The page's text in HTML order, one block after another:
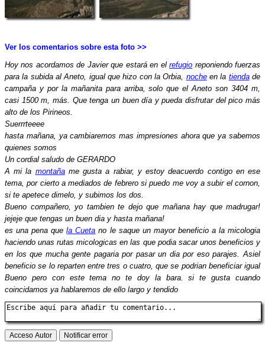
Ver los comentarios sobre esta foto >>
Hoy nos acordamos de Javier que estará en elrefugio reponiendo fuerzas
para la subida al Aneto, igual que hizo con la Orbia, nocheen la tiendade
campaña y por la mañanita para arriba, solo que el Aneto son 3404 m,
casi 1500 m, más. Que tenga un buen día y pueda disfrutar del pico más
alto de los Pirineos.
Suerrrteeee
hasta mañana, ya cambiaremos mas impresiones ahora que ya sabemos
quienes somos
Un cordial saludo de GERARDO
A mi la montañame gusta a rabiar, y estoy deacuerdo contigo en ese
tema, por cierto a mediados de febrero si puedo me voy a subir el cornon,
si te apetece dimelo, y subimos los dos.
Bueno compañero, yo tambien te dejo que mañana hay que madrugar!
jejeje que tengas un buen dia y hasta mañana!
es una pena quela Cueta no le saque un mayor beneficio a la micologia
haciendo unas rutas micologicas en las que podia sacar unos beneficios y
en los que mucha gente pagaria por pasar un dia por eso parajes. Asiel
beneficio se lo reparten entre tres o cuatro, que se podrian beneficiar igual
Bueno pero con este tema no te doy la bara. si te gusta cuando
coincidamos ya hablaremos de ello largo y tendido